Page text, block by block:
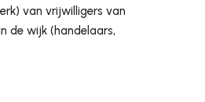
van vrijwilligers van
de wijk (handelaars,